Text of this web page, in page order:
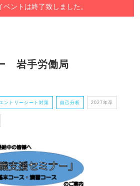
ベントは終了致しました。
岩手労働局
エントリーシート対策 自己分析 2027年卒